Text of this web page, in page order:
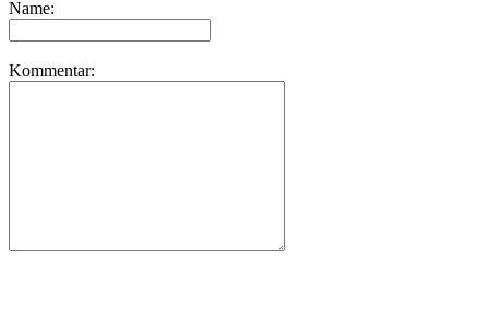
Name:
Kommentar: